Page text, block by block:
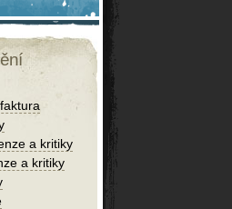
a kritiky
a kritiky